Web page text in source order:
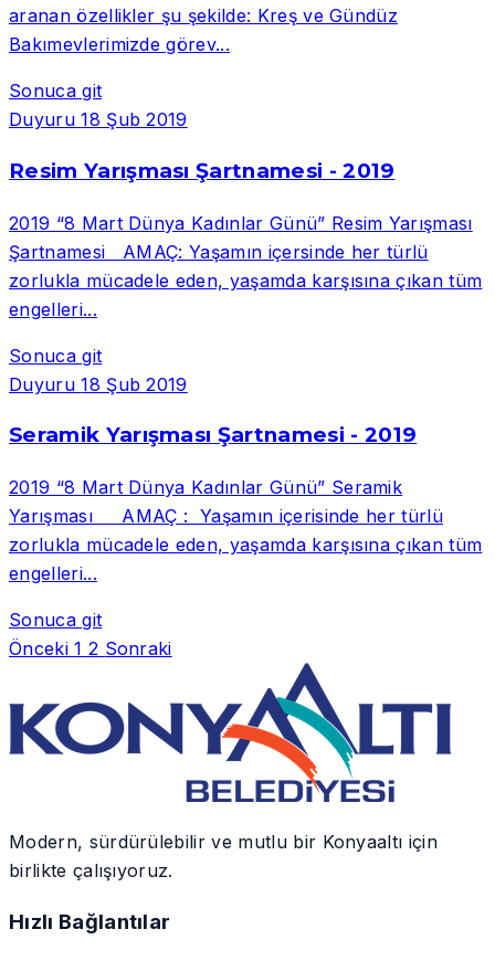
aranan özellikler şu şekilde: Kreş ve Gündüz
Bakımevlerimizde görev...
Sonuca git
Duyuru18 Şub 2019
Resim Yarışması Şartnamesi - 2019
2019 “8 Mart Dünya Kadınlar Günü” Resim Yarışması
Şartnamesi AMAÇ: Yaşamın içersinde her türlü
zorlukla mücadele eden, yaşamda karşısına çıkan tüm
engelleri...
Sonuca git
Duyuru18 Şub 2019
Seramik Yarışması Şartnamesi - 2019
2019 “8 Mart Dünya Kadınlar Günü” Seramik
Yarışması AMAÇ : Yaşamın içerisinde her türlü
zorlukla mücadele eden, yaşamda karşısına çıkan tüm
engelleri...
Sonuca git
Önceki1 2 Sonraki
Modern, sürdürülebilir ve mutlu bir Konyaaltı için
birlikte çalışıyoruz.
Hızlı Bağlantılar